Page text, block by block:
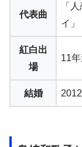
代表曲
「
イ」
紅白出
場
11
結婚